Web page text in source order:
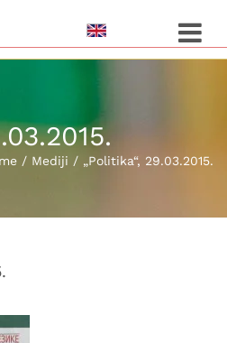
Toggle
/ Mediji / „Politika“, 29.03.2015.